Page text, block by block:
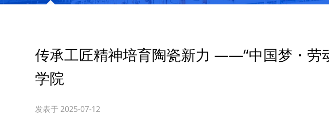
传承工匠精神培育陶瓷新力 ——“中国梦・劳
学院
发表于 2025-07-12